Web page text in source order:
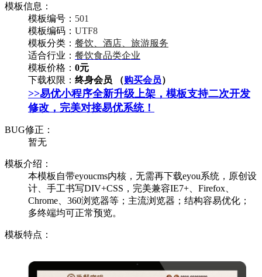
模板信息：
模板编号： 501
模板编码： UTF8
模板分类： 餐饮、酒店、旅游服务
适合行业： 餐饮食品类企业
模板价格： 0元
下载权限： 终身会员 （购买会员）
>>易优小程序全新升级上架，模板支持二次开发
修改，完美对接易优系统！
BUG修正：
暂无
模板介绍：
本模板自带eyoucms内核，无需再下载eyou系统，原创设
计、手工书写DIV+CSS，完美兼容IE7+、Firefox、
Chrome、360浏览器等；主流浏览器；结构容易优化；
多终端均可正常预览。
模板特点：